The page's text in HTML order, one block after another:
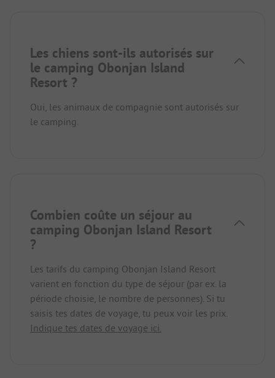
Les chiens sont-ils autorisés sur
le camping Obonjan Island
Resort ?
Oui, les animaux de compagnie sont autorisés sur
le camping.
Combien coûte un séjour au
camping Obonjan Island Resort
?
Les tarifs du camping Obonjan Island Resort
varient en fonction du type de séjour (par ex. la
période choisie, le nombre de personnes). Si tu
saisis tes dates de voyage, tu peux voir les prix.
Indique tes dates de voyage ici.